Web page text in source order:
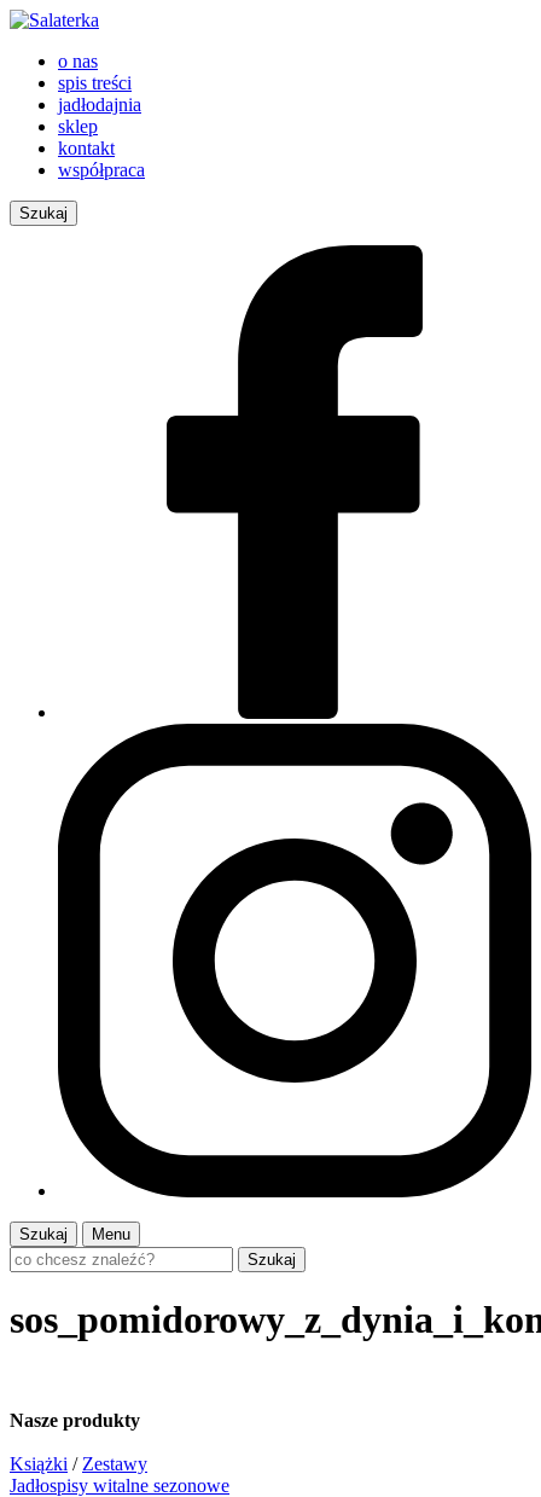
o nas
spis treści
jadłodajnia
sklep
kontakt
współpraca
Szukaj
Szukaj
Menu
Szukaj
Nasze produkty
Książki / Zestawy
Jadłospisy witalne sezonowe